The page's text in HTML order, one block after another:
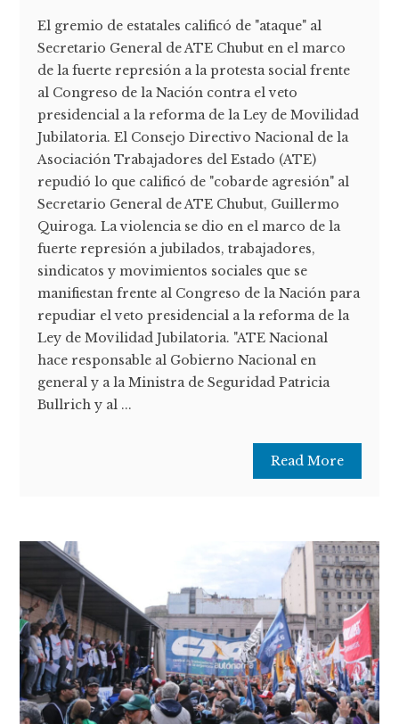
El gremio de estatales calificó de "ataque" al
Secretario General de ATE Chubut en el marco
de la fuerte represión a la protesta social frente
al Congreso de la Nación contra el veto
presidencial a la reforma de la Ley de Movilidad
Jubilatoria. El Consejo Directivo Nacional de la
Asociación Trabajadores del Estado (ATE)
repudió lo que calificó de "cobarde agresión" al
Secretario General de ATE Chubut, Guillermo
Quiroga. La violencia se dio en el marco de la
fuerte represión a jubilados, trabajadores,
sindicatos y movimientos sociales que se
manifiestan frente al Congreso de la Nación para
repudiar el veto presidencial a la reforma de la
Ley de Movilidad Jubilatoria. "ATE Nacional
hace responsable al Gobierno Nacional en
general y a la Ministra de Seguridad Patricia
Bullrich y al ...
Read More